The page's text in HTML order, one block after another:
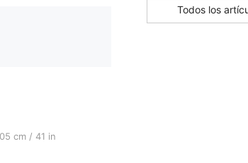
Caderas: 105 cm / 41 in, Cintura: 81 cm / 32 in,
cm / 41 in
4.82
Todos los